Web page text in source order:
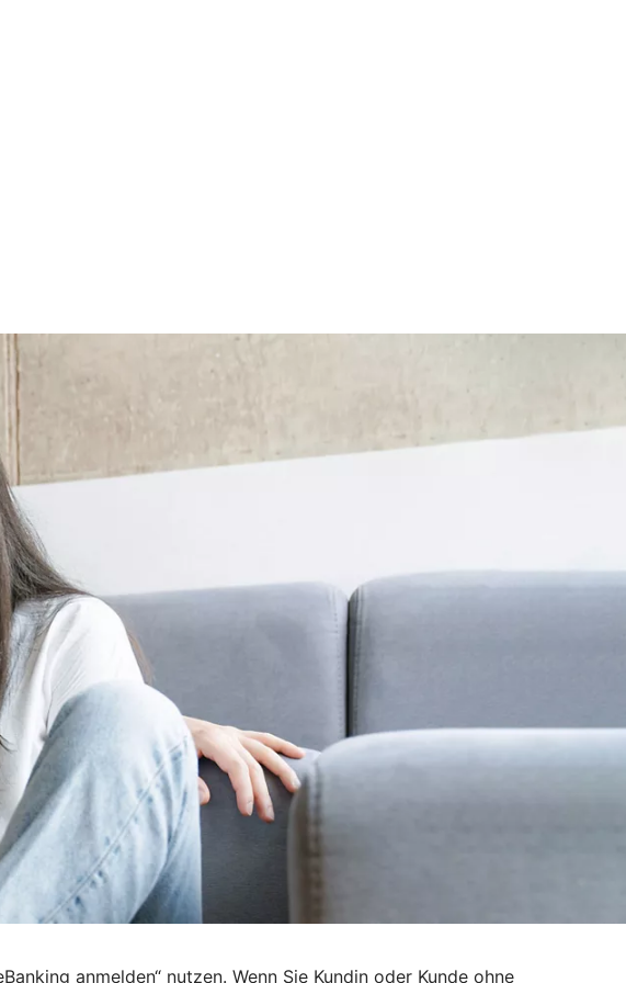
anmelden“ nutzen. Wenn Sie Kundin oder Kunde ohne